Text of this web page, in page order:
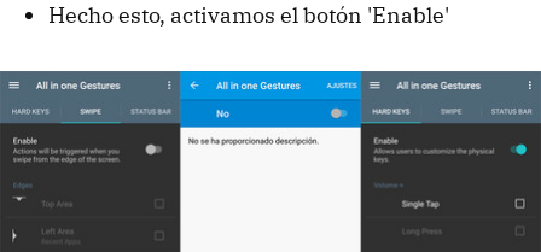
Hecho esto, activamos el botón 'Enable'